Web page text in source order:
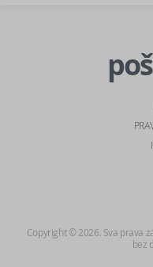
Copyright © 2026. Sva prava
bez